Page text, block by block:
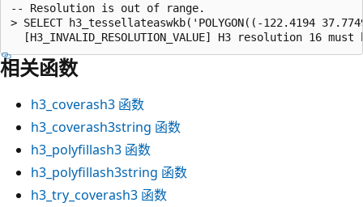
-- Resolution is out of range.
> SELECT h3_tessellateaswkb('POLYGON((-122.4194
相关函数
h3_coverash3 函数
h3_coverash3string 函数
h3_polyfillash3 函数
h3_polyfillash3string 函数
h3_try_coverash3 函数